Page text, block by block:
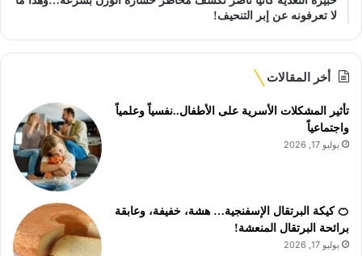
لا تعرفونه عن إبر التنحيف!
أخر المقالات
تأثير المشكلات الأسرية على الأطفال..نفسياً وعلمياً
واجتماعياً
يوليو 17, 2026
🍊 كيكة البرتقال الإسفنجية… هشة، خفيفة، وعابقة
برائحة البرتقال المنعشة!
يوليو 17, 2026